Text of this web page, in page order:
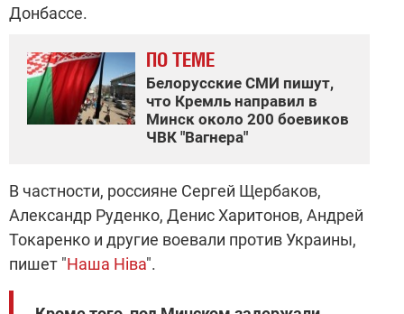
Донбассе.
ПО ТЕМЕ
Белорусские СМИ пишут,
что Кремль направил в
Минск около 200 боевиков
ЧВК "Вагнера"
В частности, россияне Сергей Щербаков,
Александр Руденко, Денис Харитонов, Андрей
Токаренко и другие воевали против Украины,
пишет "Наша Ніва".